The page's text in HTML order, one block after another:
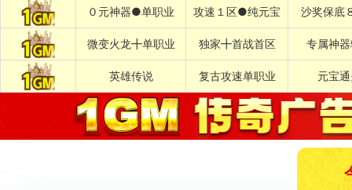
０元神器●单职业 攻速１区●纯元宝 沙奖保底
微变火龙╋单职业 独家╋首战首区 专属神
英雄传说 复古攻速单职业 元宝